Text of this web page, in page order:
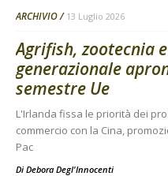
ARCHIVIO 13 Luglio 2026
Agrifish, zootecnia
generazionale
semestre Ue
L'Irlanda fissa le priorità dei
commercio con la Cina,
Pac
Di Debora Degl'Innocenti